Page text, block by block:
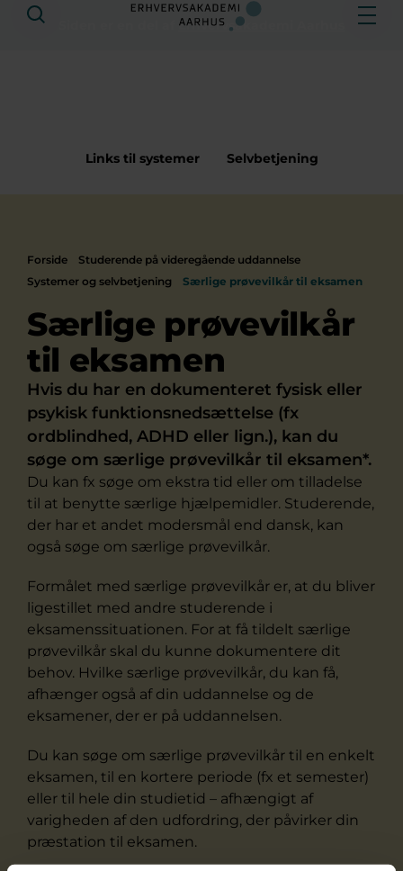
Erhvervsakademi Aarhus
Søg
Links til systemer Selvbetjening
Forside
Studerende på videregående uddannelse
Systemer og selvbetjening
Særlige prøvevilkår til eksamen
Særlige prøvevilkår
til eksamen
Hvis du har en dokumenteret fysisk eller
psykisk funktionsnedsættelse (fx
ordblindhed, ADHD eller lign.), kan du
søge om særlige prøvevilkår til eksamen*.
Du kan fx søge om ekstra tid eller om tilladelse
til at benytte særlige hjælpemidler. Studerende,
der har et andet modersmål end dansk, kan
også søge om særlige prøvevilkår.
Formålet med særlige prøvevilkår er, at du bliver
ligestillet med andre studerende i
eksamenssituationen. For at få tildelt særlige
prøvevilkår skal du kunne dokumentere dit
behov. Hvilke særlige prøvevilkår, du kan få,
afhænger også af din uddannelse og de
eksamener, der er på uddannelsen.
Du kan søge om særlige prøvevilkår til en enkelt
eksamen, til en kortere periode (fx et semester)
eller til hele din studietid – afhængigt af
varigheden af den udfordring, der påvirker din
præstation til eksamen.